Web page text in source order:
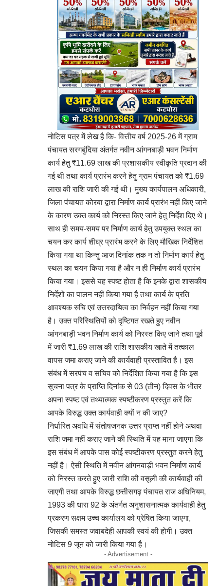
नोटिस पत्र में लेख है कि- वित्तीय वर्ष 2025-26 में ग्राम
पंचायत सरगबुंदिया अंतर्गत नवीन आंगनबाड़ी भवन निर्माण
कार्य हेतु ₹11.69 लाख की प्रशासकीय स्वीकृति प्रदान की
गई थी तथा कार्य प्रारंभ करने हेतु ग्राम पंचायत को ₹1.69
लाख की राशि जारी की गई थी। मुख्य कार्यपालन अधिकारी,
जिला पंचायत कोरबा द्वारा निर्माण कार्य प्रारंभ नहीं किए जाने
के कारण उक्त कार्य को निरस्त किए जाने हेतु निर्देश दिए थे।
साथ ही समय-समय पर निर्माण कार्य हेतु उपयुक्त स्थल का
चयन कर कार्य शीघ्र प्रारंभ करने के लिए मौखिक निर्देशित
किया गया था किन्तु आज दिनांक तक न तो निर्माण कार्य हेतु
स्थल का चयन किया गया है और न ही निर्माण कार्य प्रारंभ
किया गया। इससे यह स्पष्ट होता है कि इनके द्वारा शासकीय
निर्देशों का पालन नहीं किया गया है तथा कार्य के प्रति
आवश्यक रुचि एवं उत्तरदायित्व का निर्वहन नहीं किया गया
है। उक्त परिस्थितियों को दृष्टिगत रखते हुए नवीन
आंगनबाड़ी भवन निर्माण कार्य को निरस्त किए जाने तथा पूर्व
में जारी ₹1.69 लाख की राशि शासकीय खाते में तत्काल
वापस जमा कराए जाने की कार्यवाही प्रस्तावित है। इस
संबंध में सरपंच व सचिव को निर्देशित किया गया है कि इस
सूचना पत्र के प्राप्ति दिनांक से 03 (तीन) दिवस के भीतर
अपना स्पष्ट एवं तथ्यात्मक स्पष्टीकरण प्रस्तुत करें कि
आपके विरुद्ध उक्त कार्यवाही क्यों न की जाए?
निर्धारित अवधि में संतोषजनक उत्तर प्राप्त नहीं होने अथवा
राशि जमा नहीं कराए जाने की स्थिति में यह माना जाएगा कि
इस संबंध में आपके पास कोई स्पष्टीकरण प्रस्तुत करने हेतु
नहीं है। ऐसी स्थिति में नवीन आंगनबाड़ी भवन निर्माण कार्य
को निरस्त करते हुए जारी राशि की वसूली की कार्यवाही की
जाएगी तथा आपके विरुद्ध छत्तीसगढ़ पंचायत राज अधिनियम,
1993 की धारा 92 के अंतर्गत अनुशासनात्मक कार्यवाही हेतु
प्रकरण सक्षम उच्च कार्यालय को प्रेषित किया जाएगा,
जिसकी समस्त जवाबदेही आपकी स्वयं की होगी। उक्त
नोटिस 9 जून को जारी किया गया है।
- Advertisement -